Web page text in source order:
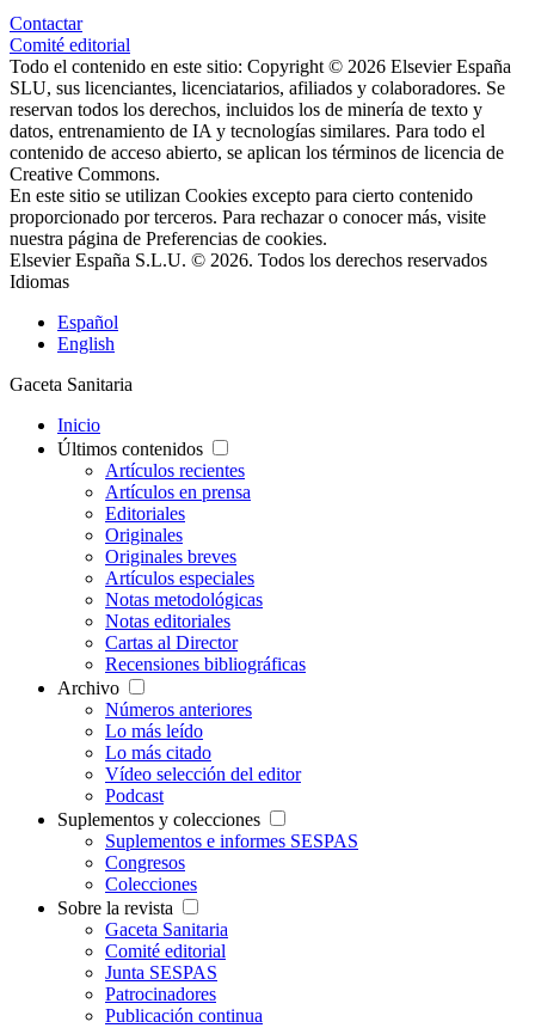
Contactar
Comité editorial
Todo el contenido en este sitio: Copyright © 2026 Elsevier España
SLU, sus licenciantes, licenciatarios, afiliados y colaboradores. Se
reservan todos los derechos, incluidos los de minería de texto y
datos, entrenamiento de IA y tecnologías similares. Para todo el
contenido de acceso abierto, se aplican los términos de licencia de
Creative Commons.
En este sitio se utilizan Cookies excepto para cierto contenido
proporcionado por terceros. Para rechazar o conocer más, visite
nuestra página de Preferencias de cookies.
Elsevier España S.L.U. © 2026. Todos los derechos reservados
Idiomas
Español
English
Gaceta Sanitaria
Inicio
Últimos contenidos
Artículos recientes
Artículos en prensa
Editoriales
Originales
Originales breves
Artículos especiales
Notas metodológicas
Notas editoriales
Cartas al Director
Recensiones bibliográficas
Archivo
Números anteriores
Lo más leído
Lo más citado
Vídeo selección del editor
Podcast
Suplementos y colecciones
Suplementos e informes SESPAS
Congresos
Colecciones
Sobre la revista
Gaceta Sanitaria
Comité editorial
Junta SESPAS
Patrocinadores
Publicación continua